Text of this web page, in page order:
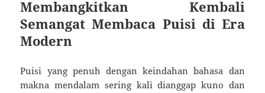
Membangkitkan Kembali
Semangat Membaca Puisi di Era
Modern
Puisi yang penuh dengan keindahan bahasa dan
makna mendalam sering kali dianggap kuno dan